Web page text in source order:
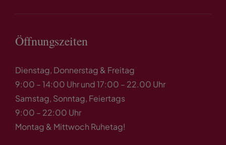
Öffnungszeiten
Dienstag, Donnerstag & Freitag
9:00 – 14:00 Uhr und 17:00 – 22.00 Uhr
Samstag, Sonntag, Feiertags
9:00 – 22:00 Uhr
Montag & Mittwoch Ruhetag!